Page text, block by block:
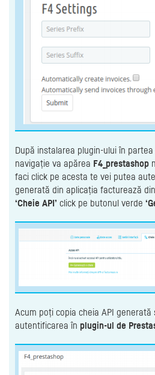
După instalarea plugin-ului în
navigație va apărea F4_prestashop
faci click pe acesta te vei putea
generată din aplicația facturează din
‘Cheie API’ click pe butonul verde
Acum poți copia cheia API
autentificarea în plugin-ul de